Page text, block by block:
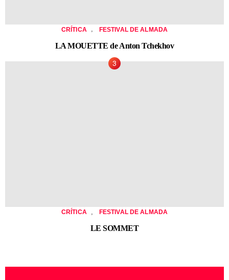
CRÍTICA , FESTIVAL DE ALMADA
LA MOUETTE de Anton Tchekhov
CRÍTICA FESTIVAL DE ALMADA
LE SOMMET